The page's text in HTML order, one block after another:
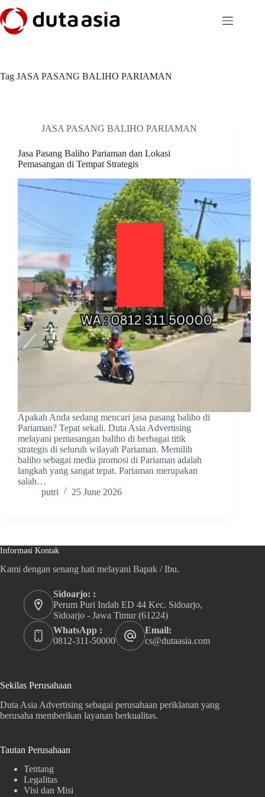
to
content
Tag JASA PASANG BALIHO PARIAMAN
JASA PASANG BALIHO PARIAMAN
Jasa Pasang Baliho Pariaman dan Lokasi
Pemasangan di Tempat Strategis
Apakah Anda sedang mencari jasa pasang baliho di
Pariaman? Tepat sekali. Duta Asia Advertising
melayani pemasangan baliho di berbagai titik
strategis di seluruh wilayah Pariaman. Memilih
baliho sebagai media promosi di Pariaman adalah
langkah yang sangat tepat. Pariaman merupakan
salah…
putri
25 June 2026
Informasi Kontak
Kami dengan senang hati melayani Bapak / Ibu.
Sidoarjo: :
Perum Puri Indah ED 44 Kec. Sidoarjo,
Sidoarjo - Jawa Timur (61224)
WhatsApp :
0812-311-50000
Email:
cs@dutaasia.com
Sekilas Perusahaan
Duta Asia Advertising sebagai perusahaan periklanan yang
berusaha memberikan layanan berkualitas.
Tautan Perusahaan
Tentang
Legalitas
Visi dan Misi